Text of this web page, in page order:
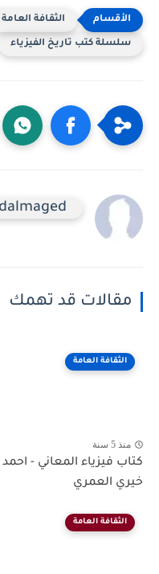
الثقافة العامة
سلسلة كتب تاريخ الفيزياء
مقالات قد تهمك
الثقافة العامة
منذ 5 سنة
كتاب فيزياء المعاني - احمد
خيري العمري
الثقافة العامة